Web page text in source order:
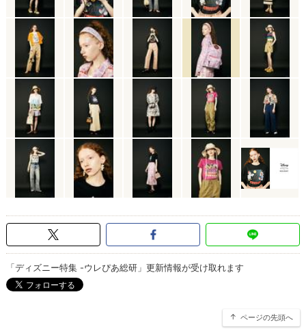
「ディズニー特集 -ウレぴあ総研」更新情報が受け取れます
ページの先頭へ